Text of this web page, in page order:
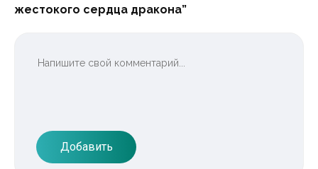
жестокого сердца дракона”
Добавить